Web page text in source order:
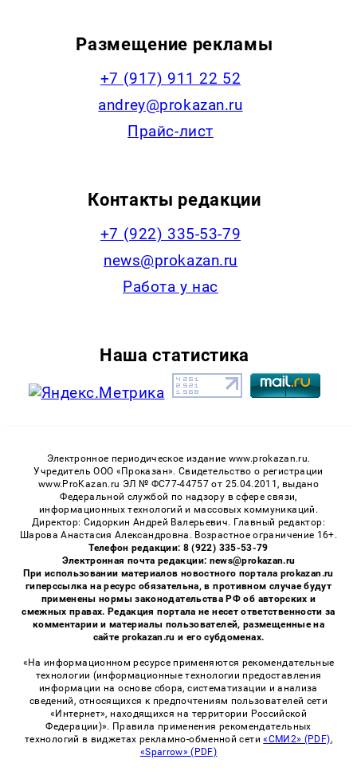
Размещение рекламы
+7 (917) 911 22 52
andrey@prokazan.ru
Прайс-лист
Контакты редакции
+7 (922) 335-53-79
news@prokazan.ru
Работа у нас
Наша статистика
Электронное периодическое издание www.prokazan.ru.
Учредитель ООО «Проказан». Cвидетельство о регистрации
www.ProKazan.ru ЭЛ № ФС77-44757 от 25.04.2011, выдано
Федеральной службой по надзору в сфере связи,
информационных технологий и массовых коммуникаций.
Директор: Сидоркин Андрей Валерьевич. Главный редактор:
Шарова Анастасия Александровна. Возрастное ограничение 16+.
Телефон редакции: 8 (922) 335-53-79
Электронная почта редакции: news@prokazan.ru
При использовании материалов новостного портала prokazan.ru
гиперссылка на ресурс обязательна, в противном случае будут
применены нормы законодательства РФ об авторских и
смежных правах. Редакция портала не несет ответственности за
комментарии и материалы пользователей, размещенные на
сайте prokazan.ru и его субдоменах.
«На информационном ресурсе применяются рекомендательные
технологии (информационные технологии предоставления
информации на основе сбора, систематизации и анализа
сведений, относящихся к предпочтениям пользователей сети
«Интернет», находящихся на территории Российской
Федерации)». Правила применения рекомендательных
технологий в виджетах рекламно-обменной сети«СМИ2» (PDF),
«Sparrow» (PDF)